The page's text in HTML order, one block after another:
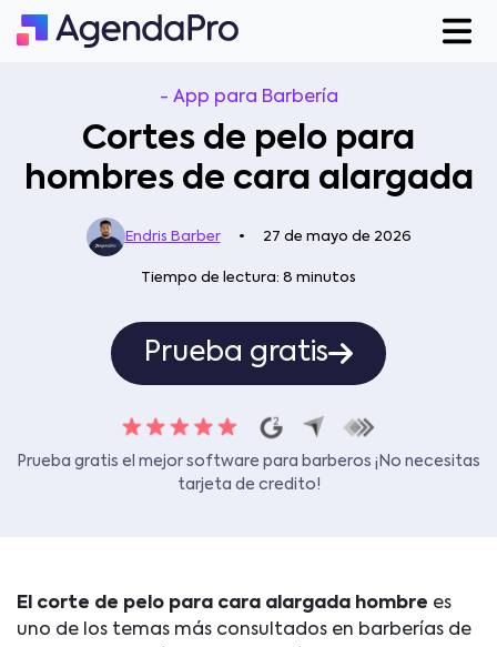
- App para Barbería
Cortes de pelo para
hombres de cara alargada
Endris Barber • 27 de mayo de 2026
Tiempo de lectura: 8 minutos
Prueba gratis
Prueba gratis el mejor software para barberos ¡No necesitas
tarjeta de credito!
El corte de pelo para cara alargada hombre es
uno de los temas más consultados en barberías de